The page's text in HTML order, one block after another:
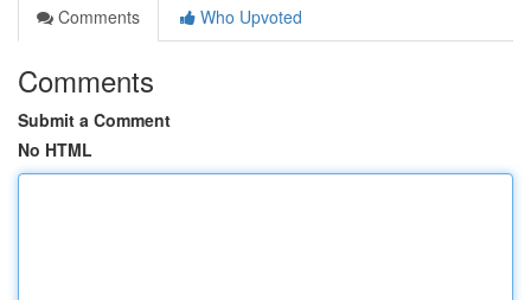
Comments
Who Upvoted
Comments
Submit a Comment
No HTML